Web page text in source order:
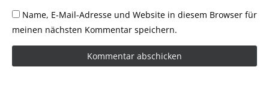
Name, E-Mail-Adresse und Website in diesem Browser für
meinen nächsten Kommentar speichern.